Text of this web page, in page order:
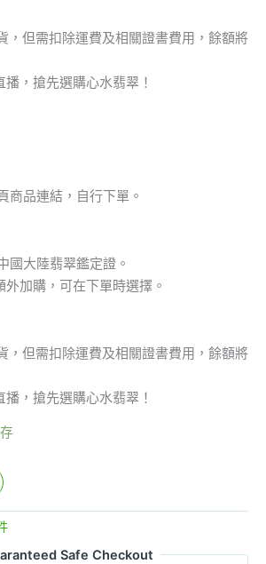
，但需扣除運費及相關證書費用，餘額將
，搶先選購心水翡翠！
商品連結，自行下單。
國大陸翡翠鑑定證。
加購，可在下單時選擇。
，但需扣除運費及相關證書費用，餘額將
，搶先選購心水翡翠！
Safe Checkout